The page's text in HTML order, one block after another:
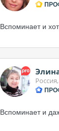
Вспоминает и
Вспоминает и